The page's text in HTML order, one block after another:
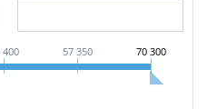
400 57 350 70 300